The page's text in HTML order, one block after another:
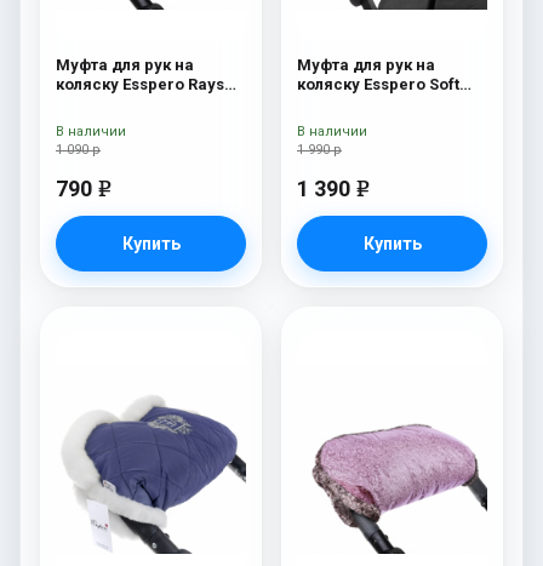
Муфта для рук на
коляску Esspero Rays
1 090 р
790 e
Купить
В наличии
Муфта для рук на
коляску Esspero Soft
1 990 р
1 390 e
Купить
В наличии